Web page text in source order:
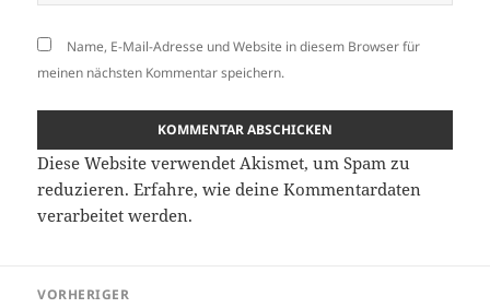
Name, E-Mail-Adresse und Website in diesem Browser für
meinen nächsten Kommentar speichern.
Diese Website verwendet Akismet, um Spam zu
reduzieren.Erfahre, wie deine Kommentardaten
verarbeitet werden.
VORHERIGER